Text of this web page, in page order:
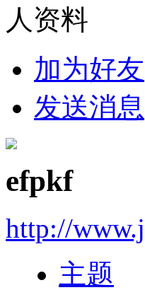
人资料
加为好友
发送消息
efpkf
http://
主题